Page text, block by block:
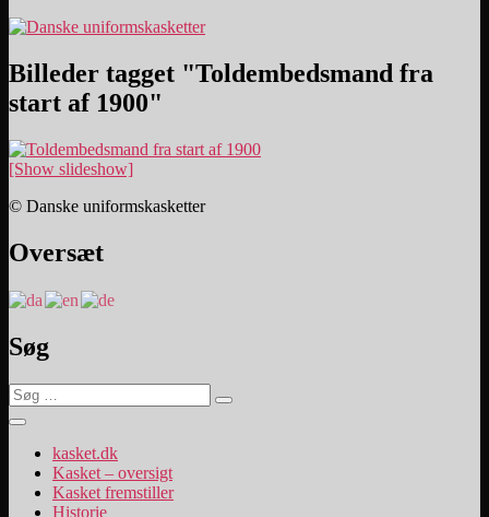
Billeder tagget "Toldembedsmand fra
start af 1900"
[Show slideshow]
© Danske uniformskasketter
Oversæt
Søg
Søg
efter:
Søg
kasket.dk
Kasket – oversigt
Kasket fremstiller
Historie